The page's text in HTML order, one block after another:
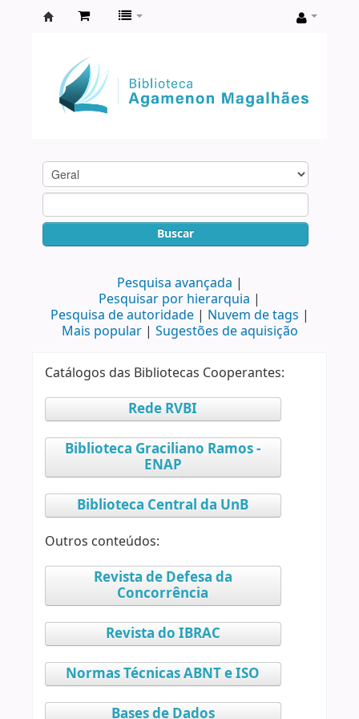
Agamenon
Magalhães
Buscar
Pesquisa avançada
Pesquisar por hierarquia
Pesquisa de autoridade
Nuvem de tags
Mais popular
Sugestões de aquisição
Catálogos das Bibliotecas Cooperantes:
Rede RVBI
Biblioteca Graciliano Ramos -
ENAP
Biblioteca Central da UnB
Outros conteúdos:
Revista de Defesa da
Concorrência
Revista do IBRAC
Normas Técnicas ABNT e ISO
Bases de Dados